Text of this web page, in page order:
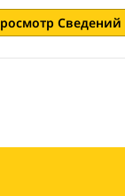
Сведений